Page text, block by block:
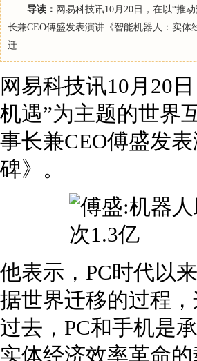
导读： 网易科技讯10月20日，在以“推
长兼CEO傅盛发表演讲《智能机器人：实
迁
网易科技讯10月20
机遇”为主题的世界
事长兼CEO傅盛发
碑》。
他表示，PC时代以
据世界迁移的过程
过去，PC和手机是
实体经济效率革命的